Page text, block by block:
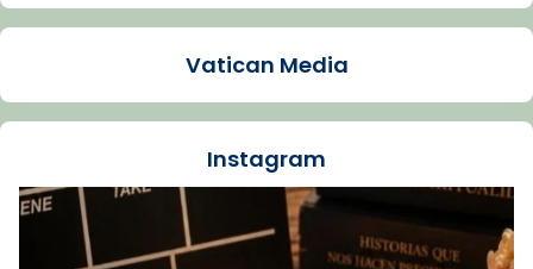
Arquebisbat de Barcelona
La Carmina va patir depressió. Fa gairebé
dos mesos, a l'Estadi Lluís Companys, la
Recupera l'entrevista comp
Vatican
tican News 👇
Vatican Media
Instagram